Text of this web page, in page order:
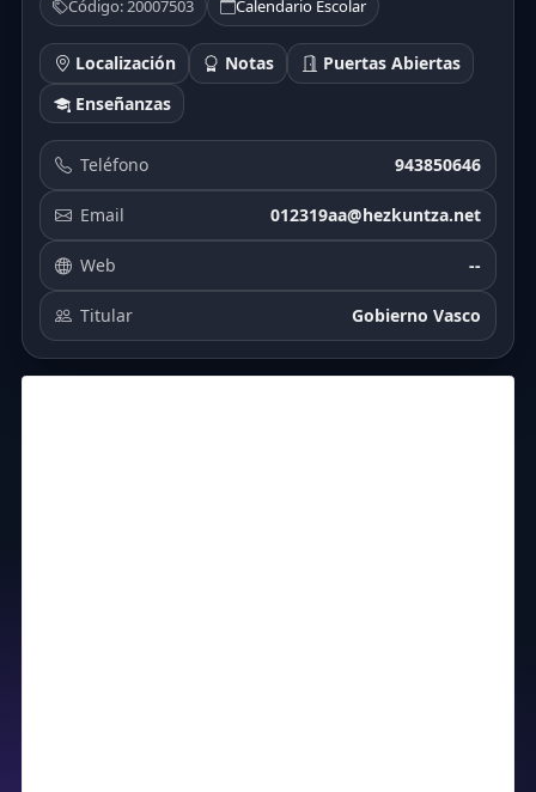
Código: 20007503 Calendario Escolar
Localización Notas
Puertas Abiertas
Enseñanzas
Teléfono 943850646
Email 012319aa@hezkuntza.net
Web --
Titular Gobierno Vasco